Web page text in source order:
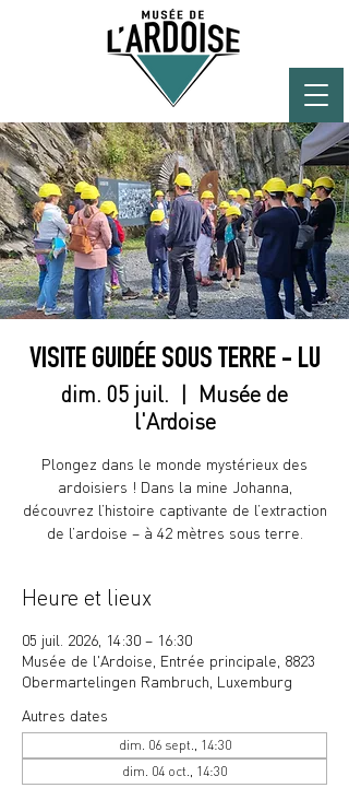
VISITE GUIDÉE SOUS TERRE - LU
dim. 05 juil.
  |
Musée de
l'Ardoise
Plongez dans le monde mystérieux des
ardoisiers ! Dans la mine Johanna,
découvrez l’histoire captivante de l’extraction
de l’ardoise – à 42 mètres sous terre.
Heure et lieux
05 juil. 2026, 14:30 – 16:30
Musée de l'Ardoise, Entrée principale, 8823
Obermartelingen Rambruch, Luxemburg
Autres dates
dim. 06 sept., 14:30
dim. 04 oct., 14:30